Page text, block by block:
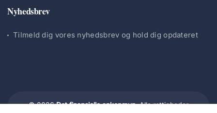
Nyhedsbrev
Tilmeld dig vores nyhedsbrev og hold dig opdateret
© 2026Det finansielle ankenævn.Alle rettigheder